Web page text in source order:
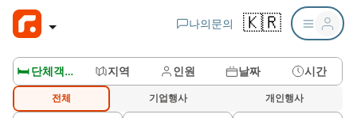
나의문의 🇰🇷
🛏️ 단체객실보기 지역 인원 날짜 시간
전체 기업행사 개인행사